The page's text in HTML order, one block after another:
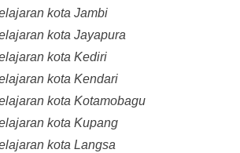
kota Jambi
kota Jayapura
kota Kediri
kota Kendari
kota Kotamobagu
kota Kupang
kota Langsa